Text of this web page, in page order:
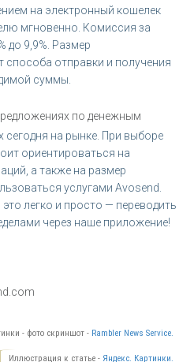
на электронный кошелек
мгновенно. Комиссия за
до 9,9%. Размер
способа отправки и получения
суммы.
по денежным
сегодня на рынке. При выборе
ориентироваться на
а также на размер
услугами Avosend.
легко и просто — переводить
через наше приложение!
- фото скриншот - Rambler News Service.
Иллюстрация к статье - Яндекс. Картинки.